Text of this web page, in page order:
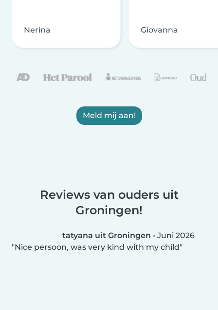
Nerina Giovanna
Meld mij aan!
Reviews van ouders uit
Groningen!
tatyana uit Groningen • Juni 2026
Nice persoon, was very kind with my child